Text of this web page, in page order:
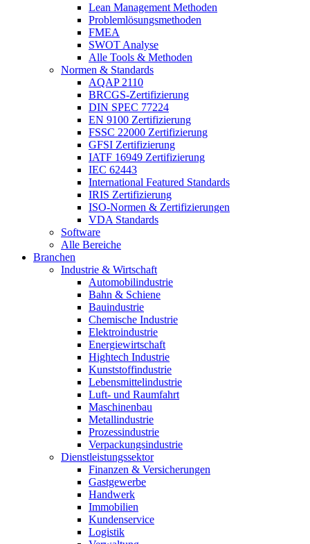
Lean Management Methoden
Problemlösungsmethoden
FMEA
SWOT Analyse
Alle Tools & Methoden
Normen & Standards
AQAP 2110
BRCGS-Zertifizierung
DIN SPEC 77224
EN 9100 Zertifizierung
FSSC 22000 Zertifizierung
GFSI Zertifizierung
IATF 16949 Zertifizierung
IEC 62443
International Featured Standards
IRIS Zertifizierung
ISO-Normen & Zertifizierungen
VDA Standards
Software
Alle Bereiche
Branchen
Industrie & Wirtschaft
Automobilindustrie
Bahn & Schiene
Bauindustrie
Chemische Industrie
Elektroindustrie
Energiewirtschaft
Hightech Industrie
Kunststoffindustrie
Lebensmittelindustrie
Luft- und Raumfahrt
Maschinenbau
Metallindustrie
Prozessindustrie
Verpackungsindustrie
Dienstleistungssektor
Finanzen & Versicherungen
Gastgewerbe
Handwerk
Immobilien
Kundenservice
Logistik